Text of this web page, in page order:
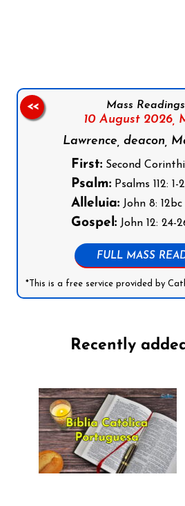
Mass
10 August 2026,
Lawrence, deacon,
First: Second
Psalm: Psalms 112:
Alleluia: John 8: 12bc
Gospel: John 12: 24-
FULL MASS
*This is a free service provided by
<<
Recently